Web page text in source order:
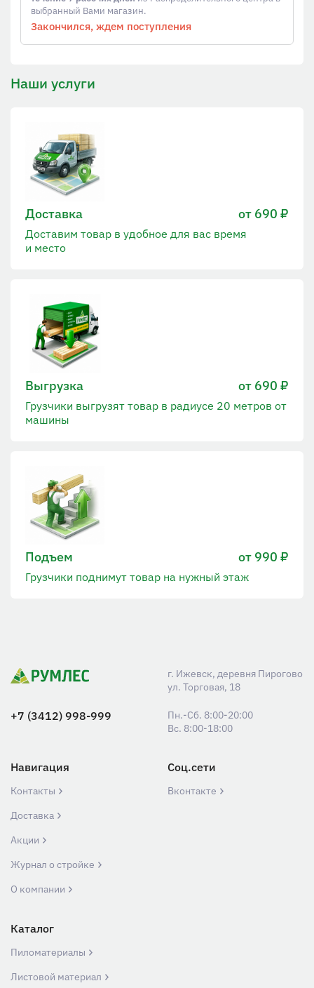
выбранный Вами магазин.
Закончился, ждем поступления
Наши услуги
Доставка от 690 ₽
Доставим товар в удобное для вас время
и место
Выгрузка от 690 ₽
Грузчики выгрузят товар в радиусе 20 метров от
машины
Подъем от 990 ₽
Грузчики поднимут товар на нужный этаж
г. Ижевск, деревня Пирогово
ул. Торговая, 18
+7 (3412) 998-999
Пн.-Сб. 8:00-20:00
Вс. 8:00-18:00
Навигация
Контакты
Доставка
Акции
Журнал о стройке
О компании
Соц.сети
Вконтакте
Каталог
Пиломатериалы
Листовой материал